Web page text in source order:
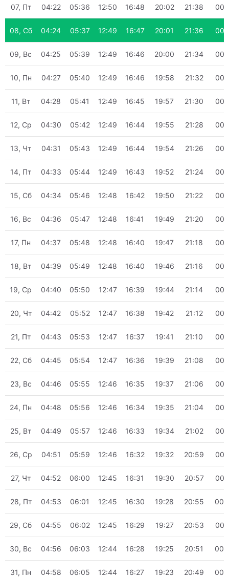
07, Пт 04:22 05:36 12:50 16:48 20:02 21:38
08, Сб 04:24 05:37 12:49 16:47 20:01 21:36
09, Вс 04:25 05:39 12:49 16:46 20:00 21:34
10, Пн 04:27 05:40 12:49 16:46 19:58 21:32
11, Вт 04:28 05:41 12:49 16:45 19:57 21:30
12, Ср 04:30 05:42 12:49 16:44 19:55 21:28
13, Чт 04:31 05:43 12:49 16:44 19:54 21:26
14, Пт 04:33 05:44 12:49 16:43 19:52 21:24
15, Сб 04:34 05:46 12:48 16:42 19:50 21:22
16, Вс 04:36 05:47 12:48 16:41 19:49 21:20
17, Пн 04:37 05:48 12:48 16:40 19:47 21:18
18, Вт 04:39 05:49 12:48 16:40 19:46 21:16
19, Ср 04:40 05:50 12:47 16:39 19:44 21:14
20, Чт 04:42 05:52 12:47 16:38 19:42 21:12
21, Пт 04:43 05:53 12:47 16:37 19:41 21:10
22, Сб 04:45 05:54 12:47 16:36 19:39 21:08
23, Вс 04:46 05:55 12:46 16:35 19:37 21:06
24, Пн 04:48 05:56 12:46 16:34 19:35 21:04
25, Вт 04:49 05:57 12:46 16:33 19:34 21:02
26, Ср 04:51 05:59 12:46 16:32 19:32 20:59
27, Чт 04:52 06:00 12:45 16:31 19:30 20:57
28, Пт 04:53 06:01 12:45 16:30 19:28 20:55
29, Сб 04:55 06:02 12:45 16:29 19:27 20:53
30, Вс 04:56 06:03 12:44 16:28 19:25 20:51
31, Пн 04:58 06:05 12:44 16:27 19:23 20:49